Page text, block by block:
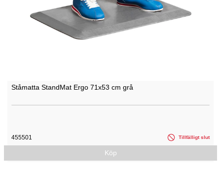
Ståmatta StandMat Ergo 71x53 cm grå
455501 Tillfälligt slut
Köp